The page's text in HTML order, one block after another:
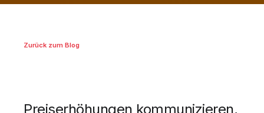
Zurück zum Blog
Preiserhöhungen kommunizieren,